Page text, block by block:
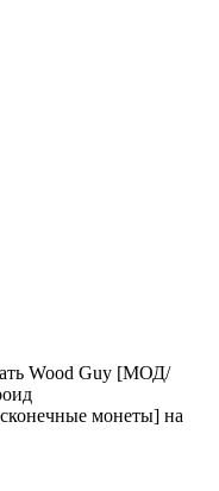
Wood Guy [МОД/